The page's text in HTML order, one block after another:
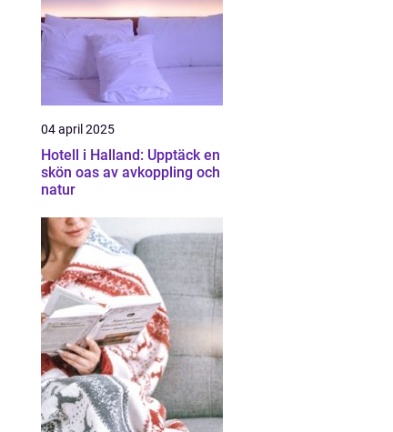
04 april 2025
Hotell i Halland: Upptäck en
skön oas av avkoppling och
natur